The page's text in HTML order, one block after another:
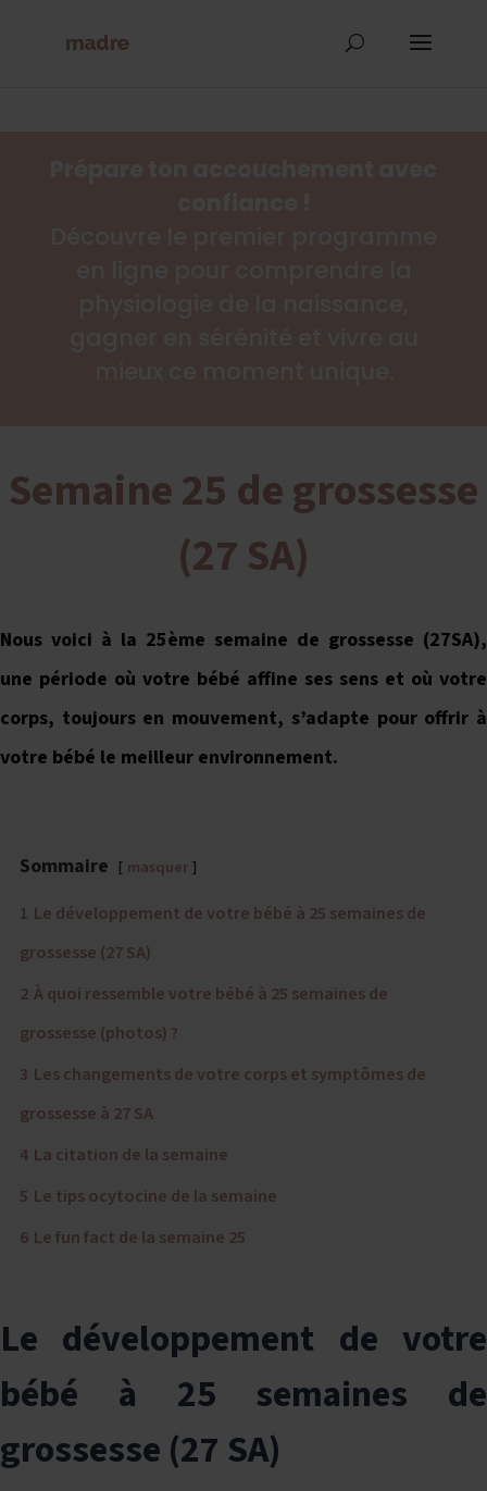
Semaine 25 de grossesse
(27 SA)
Nous voici à la 25ème semaine de grossesse (27SA),
une période où votre bébé affine ses sens et où votre
corps, toujours en mouvement, s’adapte pour offrir à
votre bébé le meilleur environnement.
Sommaire masquer
1 Le développement de votre bébé à 25 semaines de
grossesse (27 SA)
2 À quoi ressemble votre bébé à 25 semaines de
grossesse (photos) ?
3 Les changements de votre corps et symptômes de
grossesse à 27 SA
4 La citation de la semaine
5 Le tips ocytocine de la semaine
6 Le fun fact de la semaine 25
Le développement de votre
bébé à 25 semaines de
grossesse (27 SA)